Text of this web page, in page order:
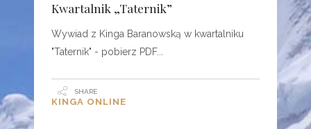
Kwartalnik „Taternik”
Wywiad z Kinga Baranowską w kwartalniku
"Taternik" - pobierz PDF
SHARE
KINGA ONLINE